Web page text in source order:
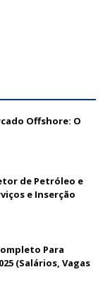
Offshore: O
de Petróleo e
e Inserção
Para
(Salários, Vagas